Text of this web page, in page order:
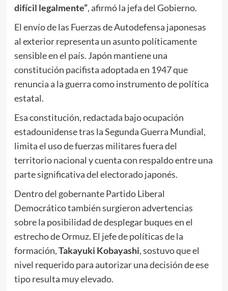
difícil legalmente”, afirmó la jefa del Gobierno.
El envío de las Fuerzas de Autodefensa japonesas
al exterior representa un asunto políticamente
sensible en el país. Japón mantiene una
constitución pacifista adoptada en 1947 que
renuncia a la guerra como instrumento de política
estatal.
Esa constitución, redactada bajo ocupación
estadounidense tras la Segunda Guerra Mundial,
limita el uso de fuerzas militares fuera del
territorio nacional y cuenta con respaldo entre una
parte significativa del electorado japonés.
Dentro del gobernante Partido Liberal
Democrático también surgieron advertencias
sobre la posibilidad de desplegar buques en el
estrecho de Ormuz. El jefe de políticas de la
formación,Takayuki Kobayashi, sostuvo que el
nivel requerido para autorizar una decisión de ese
tipo resulta muy elevado.